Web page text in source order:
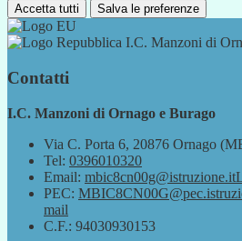
Accetta tutti Salva le preferenze
I.C. Manzoni di
Contatti
I.C. Manzoni di Ornago e Burago
Via C. Porta 6, 20876 Ornago
Tel: 0396010320
Email: mbic8cn00g@istruzione.it
PEC:
mail
C.F.: 94030930153